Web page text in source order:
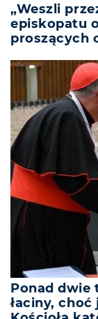
„Weszli
episkopatu
proszących
Ponad dwie
łaciny,